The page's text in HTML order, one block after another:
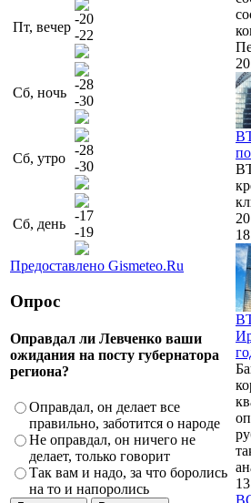
Пт, вечер
-20
-22
Сб, ночь
-28
-30
Сб, утро
-28
-30
Сб, день
-17
-19
Предоставлено Gismeteo.Ru
Опрос
Оправдал ли Левченко ваши
ожидания на посту губернатора
региона?
Оправдал, он делает все
правильно, заботится о народе
Не оправдал, он ничего не
делает, только говорит
Так вам и надо, за что боролись
на то и напоролись